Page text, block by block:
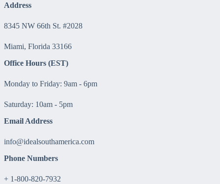
Address
8345 NW 66th St. #2028
Miami, Florida 33166
Office Hours (EST)
Monday to Friday: 9am - 6pm
Saturday: 10am - 5pm
Email Address
info@idealsouthamerica.com
Phone Numbers
+ 1-800-820-7932